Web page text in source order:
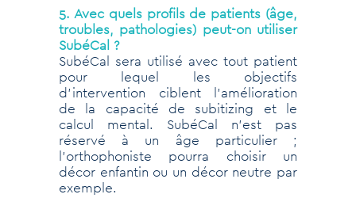
5. Avec quels profils de patients (âge,
troubles, pathologies) peut-on utiliser
SubéCal ?
SubéCal sera utilisé avec tout patient
pour lequel les objectifs
d’intervention ciblent l’amélioration
de la capacité de subitizing et le
calcul mental. SubéCal n’est pas
réservé à un âge particulier ;
l’orthophoniste pourra choisir un
décor enfantin ou un décor neutre par
exemple.